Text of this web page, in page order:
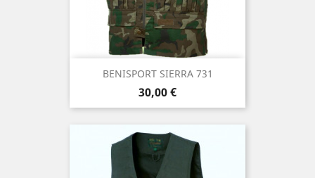
BENISPORT SIERRA 731
Precio
30,00 €